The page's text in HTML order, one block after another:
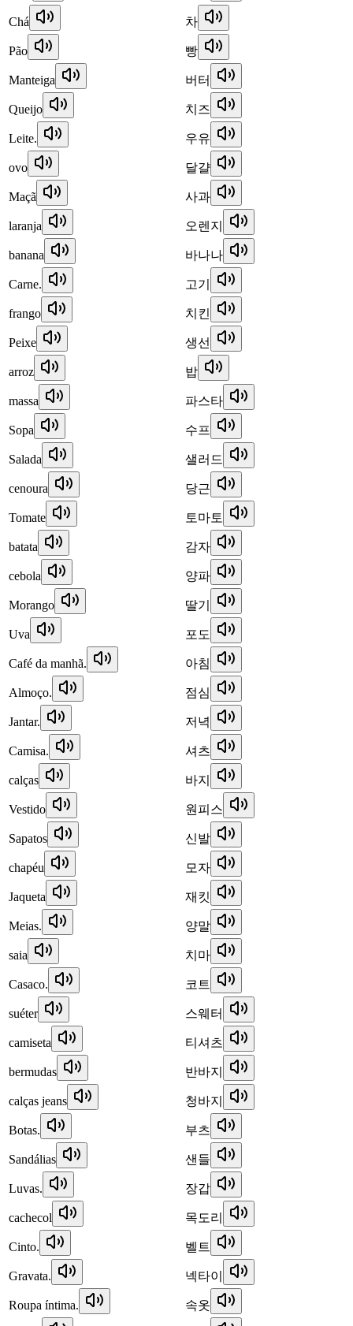
Chá 차
Pão 빵
Manteiga 버터
Queijo 치즈
Leite. 우유
ovo 달걀
Maçã 사과
laranja 오렌지
banana 바나나
Carne. 고기
frango 치킨
Peixe 생선
arroz 밥
massa 파스타
Sopa 수프
Salada 샐러드
cenoura 당근
Tomate 토마토
batata 감자
cebola 양파
Morango 딸기
Uva 포도
Café da manhã. 아침
Almoço. 점심
Jantar. 저녁
Camisa. 셔츠
calças 바지
Vestido 원피스
Sapatos 신발
chapéu 모자
Jaqueta 재킷
Meias. 양말
saia 치마
Casaco. 코트
suéter 스웨터
camiseta 티셔츠
bermudas 반바지
calças jeans 청바지
Botas. 부츠
Sandálias 샌들
Luvas. 장갑
cachecol 목도리
Cinto. 벨트
Gravata. 넥타이
Roupa íntima. 속옷